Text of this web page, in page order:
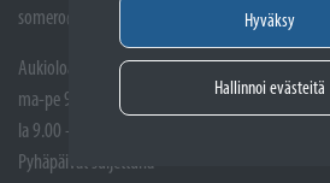
Hyväksy
Hallinnoi evästeitä
somero@sporttikone.fi
Aukioloajat
ma-pe 9.00 - 17.00
la 9.00 - 14.00
Pyhäpäivät suljettuna